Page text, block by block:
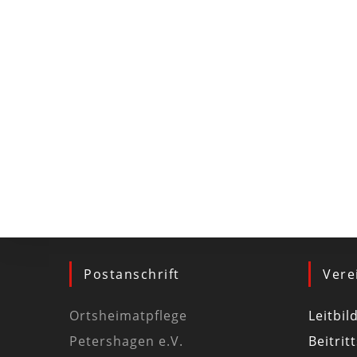
Postanschrift
Ortsheimatpflege
Petershagen e.V.